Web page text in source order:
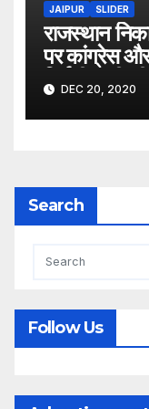
JAIPUR SLIDER
राजस्थान
पर कांग्रेस
निर्दलीय की
DEC 20, 2020
Search
Follow Us